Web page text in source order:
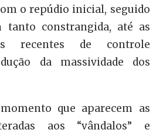
o repúdio inicial, seguido
tanto constrangida, até as
recentes de controle
da massividade dos
que aparecem as
aos “vândalos” e